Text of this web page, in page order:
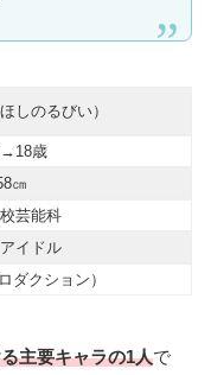
しのるびい）
→18歳
㎝
芸能科
イドル
ダクション）
主要キャラの1人で